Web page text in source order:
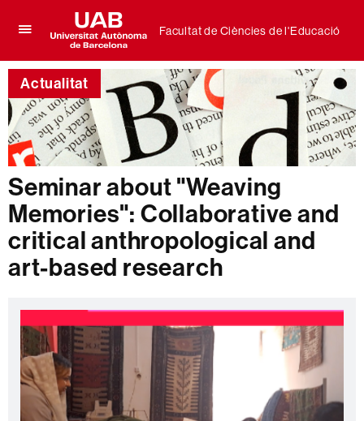
per
desplegar
el
menú
de
Facultat
de
Ciències
de
l'Educació
Universitat
Autònoma
de
Barcelona
Facultat de Ciències de l'Educació
Actualitat
Seminar about "Weaving
Memories": Collaborative and
critical anthropological and
art-based research